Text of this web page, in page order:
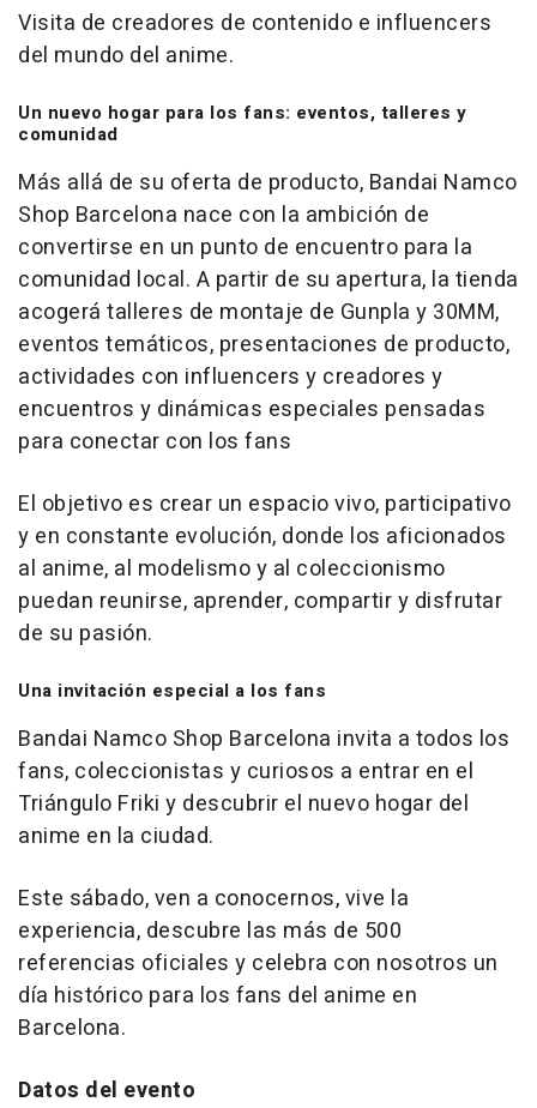
Visita de creadores de contenido e influencers
del mundo del anime.
Un nuevo hogar para los fans: eventos, talleres y
comunidad
Más allá de su oferta de producto, Bandai Namco
Shop Barcelona nace con la ambición de
convertirse en un punto de encuentro para la
comunidad local. A partir de su apertura, la tienda
acogerá talleres de montaje de Gunpla y 30MM,
eventos temáticos, presentaciones de producto,
actividades con influencers y creadores y
encuentros y dinámicas especiales pensadas
para conectar con los fans
El objetivo es crear un espacio vivo, participativo
y en constante evolución, donde los aficionados
al anime, al modelismo y al coleccionismo
puedan reunirse, aprender, compartir y disfrutar
de su pasión.
Una invitación especial a los fans
Bandai Namco Shop Barcelona invita a todos los
fans, coleccionistas y curiosos a entrar en el
Triángulo Friki y descubrir el nuevo hogar del
anime en la ciudad.
Este sábado, ven a conocernos, vive la
experiencia, descubre las más de 500
referencias oficiales y celebra con nosotros un
día histórico para los fans del anime en
Barcelona.
Datos del evento